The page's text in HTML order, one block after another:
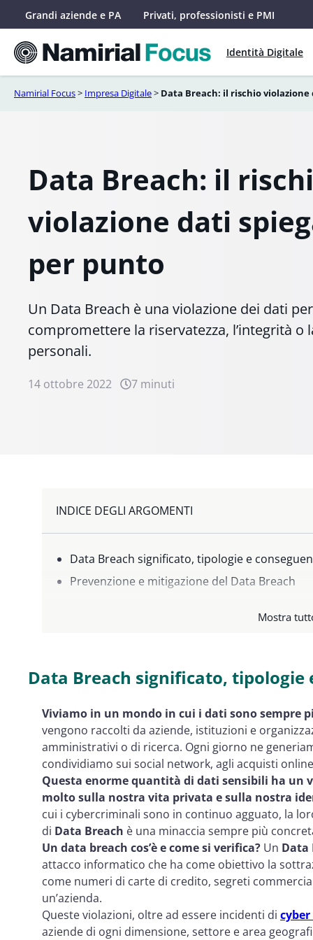
contenuto
Grandi aziende e PA Privati, professionisti e PMI
Identità Digitale
Namirial Focus> Impresa Digitale> Data Breach: il rischio
Data Breach: il
violazione dati
per punto
Un Data Breach è una violazione dei dati
compromettere la riservatezza, l’integrità
personali.
14 ottobre 2022 7 minuti
INDICE DEGLI ARGOMENTI
Data Breach significato, tipologie e
Prevenzione e mitigazione del Data Breach
Quali sono le sanzioni previste dal GDPR in
Mostra
Data Breach significato, tipologie
Viviamo in un mondo in cui i dati sono sempre
vengono raccolti da aziende, istituzioni e
amministrativi o di ricerca. Ogni giorno ne
condividiamo sui social network, agli acquisti
Questa enorme quantità di dati sensibili ha un
molto sulla nostra vita privata e sulla nostra
cui i cybercriminali sono in continuo agguato, la
di Data Breach è una minaccia sempre più
Un data breach cos’è e come si verifica? Un Data
attacco informatico che ha come obiettivo la
come numeri di carte di credito, segreti
un’azienda.
Queste violazioni, oltre ad essere incidenti di
aziende di ogni dimensione, settore e area